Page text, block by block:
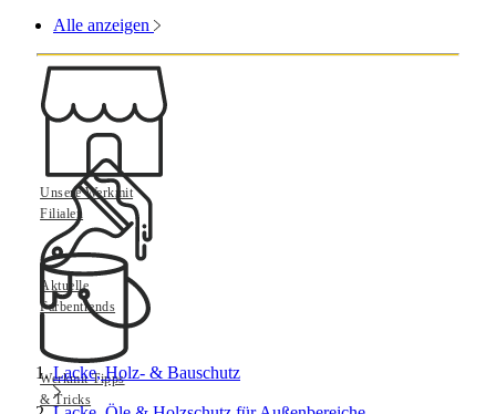
Alle anzeigen
Unsere Werkmit
Filialen
Aktuelle
Farbentrends
Werkmit Tipps
& Tricks
Lacke, Holz- & Bauschutz